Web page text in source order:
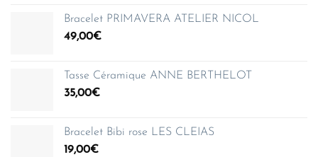
Bracelet PRIMAVERA ATELIER NICOL
49,00€
Tasse Céramique ANNE BERTHELOT
35,00€
Bracelet Bibi rose LES CLEIAS
19,00€